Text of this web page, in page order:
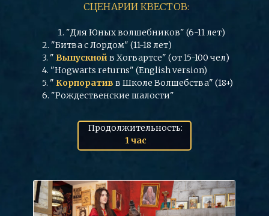
Продолжительность:
1 час
СЦЕНАРИИ КВЕСТОВ:
"Для Юных волшебников" (6-11 лет)
2. "Битва с Лордом" (11-18 лет)
3. " Выпускной в Хогвартсе" (от 15-100 чел)
4. "Hogwarts returns" (English version)
5. " Корпоратив в Школе Волшебства" (18+)
6. "Рождественские шалости"